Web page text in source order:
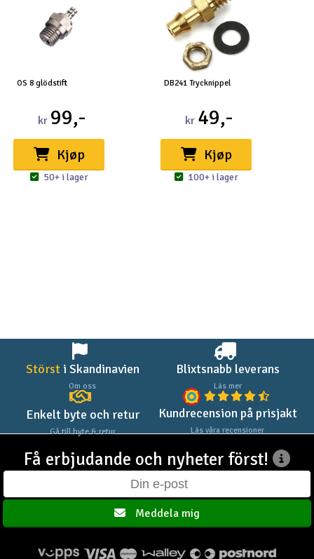
OS 8 glödstift
kr 99,-
Kjøp
50+ i lager
DB241 Trycknippel
kr 49,-
Kjøp
100+ i lager
Störsti Skandinavien
Om oss
Blixtsnabb leverans
Läs mer
Enkelt byte och retur
Gå till byte & retur
Kundrecension på prisjakt
Läs våra recensioner
Få erbjudande och nyheter först!
Meddela mig